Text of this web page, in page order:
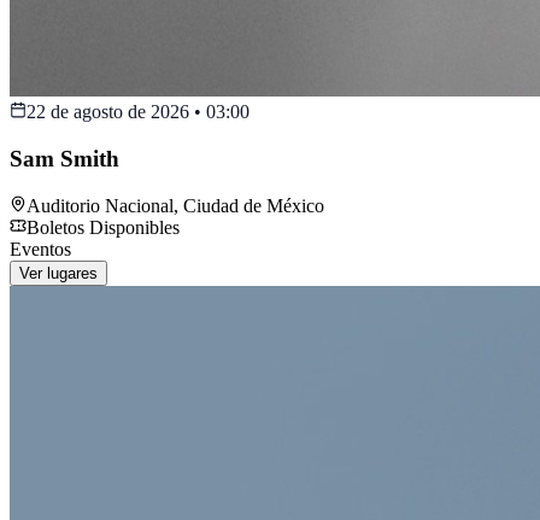
22 de agosto de 2026 • 03:00
Sam Smith
Auditorio Nacional, Ciudad de México
Boletos Disponibles
Eventos
Ver lugares